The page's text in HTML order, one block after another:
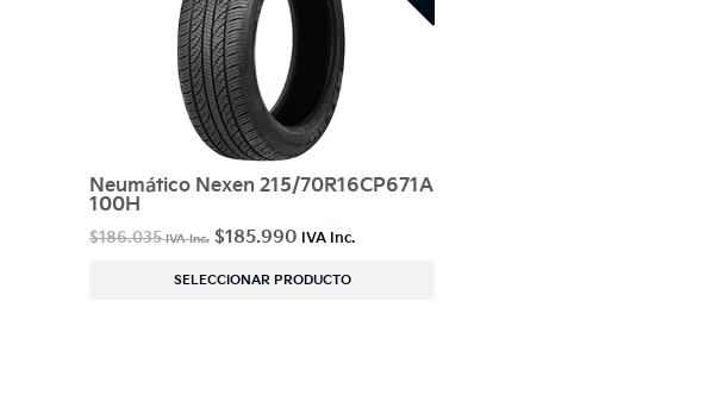
Neumático Nexen 215/70R16CP671A
100H
$186.035 $185.990
SELECCIONAR PRODUCTO